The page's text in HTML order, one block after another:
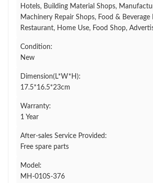
Hotels, Building Material Shops,
Machinery Repair Shops, Food & Beverage
Restaurant, Home Use, Food Shop,
Condition:
New
Dimension(L*W*H):
17.5*16.5*23cm
Warranty:
1 Year
After-sales Service Provided:
Free spare parts
Model:
MH-010S-376